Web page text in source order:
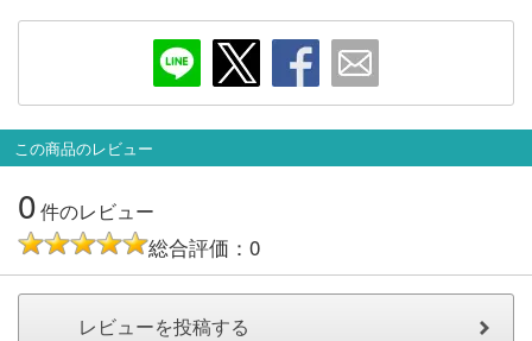
この商品のレビュー
0件のレビュー
総合評価：0